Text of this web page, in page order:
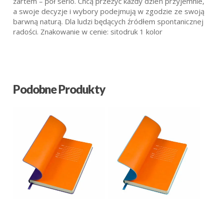
a swoje decyzje i wybory podejmują w zgodzie ze swoją
barwną naturą. Dla ludzi będących źródłem spontanicznej
radości. Znakowanie w cenie: sitodruk 1 kolor
Podobne Produkty
27.39zł 27.39zł